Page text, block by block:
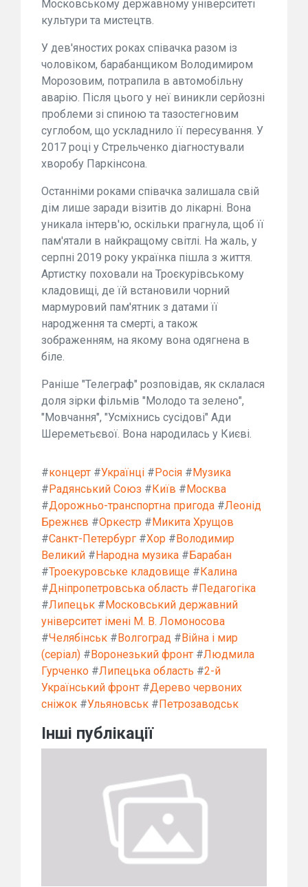
Московському державному університеті
культури та мистецтв.
У дев'яностих роках співачка разом із
чоловіком, барабанщиком Володимиром
Морозовим, потрапила в автомобільну
аварію. Після цього у неї виникли серйозні
проблеми зі спиною та тазостегновим
суглобом, що ускладнило її пересування. У
2017 році у Стрельченко діагностували
хворобу Паркінсона.
Останніми роками співачка залишала свій
дім лише заради візитів до лікарні. Вона
уникала інтерв'ю, оскільки прагнула, щоб її
пам'ятали в найкращому світлі. На жаль, у
серпні 2019 року українка пішла з життя.
Артистку поховали на Троєкурівському
кладовищі, де їй встановили чорний
мармуровий пам'ятник з датами її
народження та смерті, а також
зображенням, на якому вона одягнена в
біле.
Раніше "Телеграф" розповідав, як склалася
доля зірки фільмів "Молодо та зелено",
"Мовчання", "Усміхнись сусідові" Ади
Шереметьєвої. Вона народилась у Києві.
#концерт #Українці # Росія # Музика
# Радянський Союз # Київ # Москва
#Дорожньо-транспортна пригода #Леонід
Брежнєв #Оркестр # Микита Хрущов
#Санкт-Петербург #Хор # Володимир
Великий # Народна музика # Барабан
#Троекуровське кладовище # Калина
#Дніпропетровська область # Педагогіка
#Липецьк # Московський державний
університет імені М. В. Ломоносова
#Челябінськ # Волгоград # Війна і мир
(серіал) # Воронезький фронт #Людмила
Гурченко #Липецька область #2-й
Український фронт #Дерево червоних
сніжок #Ульяновськ # Петрозаводськ
Інші публікації